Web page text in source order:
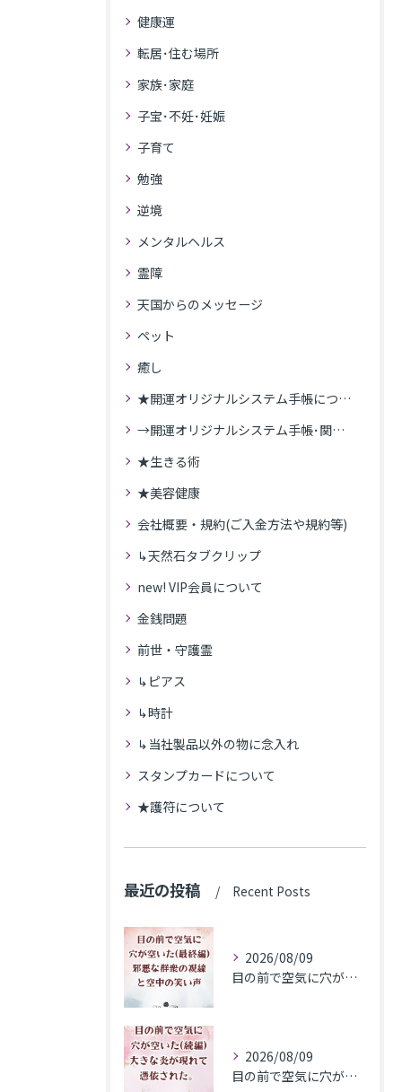
健康運
転居･住む場所
家族･家庭
子宝･不妊･妊娠
子育て
勉強
逆境
メンタルヘルス
霊障
天国からのメッセージ
ペット
癒し
★開運オリジナルシステム手帳について
→開運オリジナルシステム手帳･関連記事
★生きる術
★美容健康
会社概要・規約(ご入金方法や規約等)
↳天然石タブクリップ
new! VIP会員について
金銭問題
前世・守護霊
↳ピアス
↳時計
↳当社製品以外の物に念入れ
スタンプカードについて
★護符について
最近の投稿 Recent Posts
2026/08/09
目の前で空気に穴が空いた(最終編)邪悪な群衆の視線と空中の笑い声
2026/08/09
目の前で空気に穴が空いた(続編)大きな炎が現れて憑依された。